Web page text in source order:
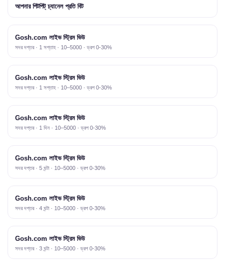
আপনার পিটপিট্ চ্যানেল প্রতি বিট
Gosh.com লাইভ স্ট্রিম ভিউ
সদর দপ্তর · 1 সপ্তাহ · 10–5000 · ড্রপ 0-30%
Gosh.com লাইভ স্ট্রিম ভিউ
সদর দপ্তর · 1 সপ্তাহ · 10–5000 · ড্রপ 0-30%
Gosh.com লাইভ স্ট্রিম ভিউ
সদর দপ্তর · 1 দিন · 10–5000 · ড্রপ 0-30%
Gosh.com লাইভ স্ট্রিম ভিউ
সদর দপ্তর · 5 ঘন্টা · 10–5000 · ড্রপ 0-30%
Gosh.com লাইভ স্ট্রিম ভিউ
সদর দপ্তর · 4 ঘন্টা · 10–5000 · ড্রপ 0-30%
Gosh.com লাইভ স্ট্রিম ভিউ
সদর দপ্তর · 3 ঘন্টা · 10–5000 · ড্রপ 0-30%